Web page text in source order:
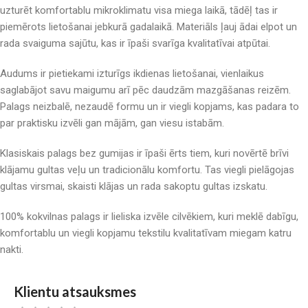
uzturēt komfortablu mikroklimatu visa miega laikā, tādēļ tas ir
piemērots lietošanai jebkurā gadalaikā. Materiāls ļauj ādai elpot un
rada svaiguma sajūtu, kas ir īpaši svarīga kvalitatīvai atpūtai.
Audums ir pietiekami izturīgs ikdienas lietošanai, vienlaikus
saglabājot savu maigumu arī pēc daudzām mazgāšanas reizēm.
Palags neizbalē, nezaudē formu un ir viegli kopjams, kas padara to
par praktisku izvēli gan mājām, gan viesu istabām.
Klasiskais palags bez gumijas ir īpaši ērts tiem, kuri novērtē brīvi
klājamu gultas veļu un tradicionālu komfortu. Tas viegli pielāgojas
gultas virsmai, skaisti klājas un rada sakoptu gultas izskatu.
100% kokvilnas palags ir lieliska izvēle cilvēkiem, kuri meklē dabīgu,
komfortablu un viegli kopjamu tekstilu kvalitatīvam miegam katru
nakti.
Klientu atsauksmes